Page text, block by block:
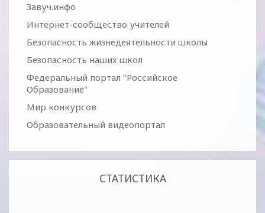
Завуч.инфо
Интернет-сообщество учителей
Безопасность жизнедеятельности школы
Безопасность наших школ
Федеральный портал "Российское
Образование"
Мир конкурсов
Образовательный видеопортал
СТАТИСТИКА